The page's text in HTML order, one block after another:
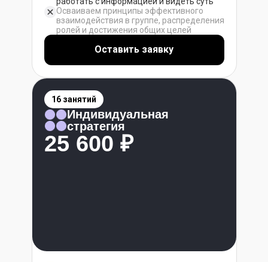
Осваиваем принципы эффективного
взаимодействия в группе, распределения
ролей и достижения общих целей
Оставить заявку
16 занятий
Индивидуальная
стратегия
25 600 ₽